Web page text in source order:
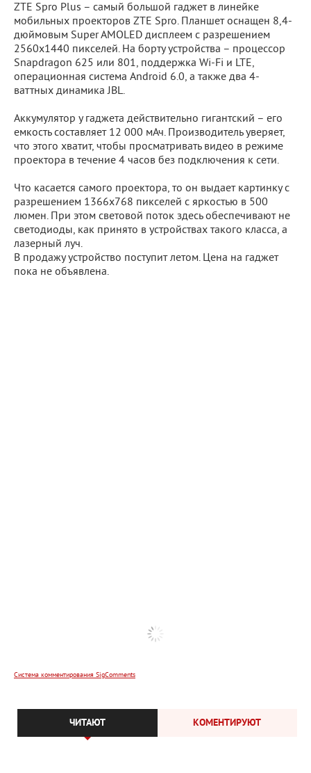
ZTE Spro Plus – самый большой гаджет в линейке
мобильных проекторов ZTE Spro. Планшет оснащен 8,4-
дюймовым Super AMOLED дисплеем с разрешением
2560х1440 пикселей. На борту устройства – процессор
Snapdragon 625 или 801, поддержка Wi-Fi и LTE,
операционная система Android 6.0, а также два 4-
ваттных динамика JBL.
Аккумулятор у гаджета действительно гигантский – его
емкость составляет 12 000 мАч. Производитель уверяет,
что этого хватит, чтобы просматривать видео в режиме
проектора в течение 4 часов без подключения к сети.
Что касается самого проектора, то он выдает картинку с
разрешением 1366х768 пикселей с яркостью в 500
люмен. При этом световой поток здесь обеспечивают не
светодиоды, как принято в устройствах такого класса, а
лазерный луч.
В продажу устройство поступит летом. Цена на гаджет
пока не объявлена.
Система комментирования SigComments
ЧИТАЮТ КОМЕНТИРУЮТ